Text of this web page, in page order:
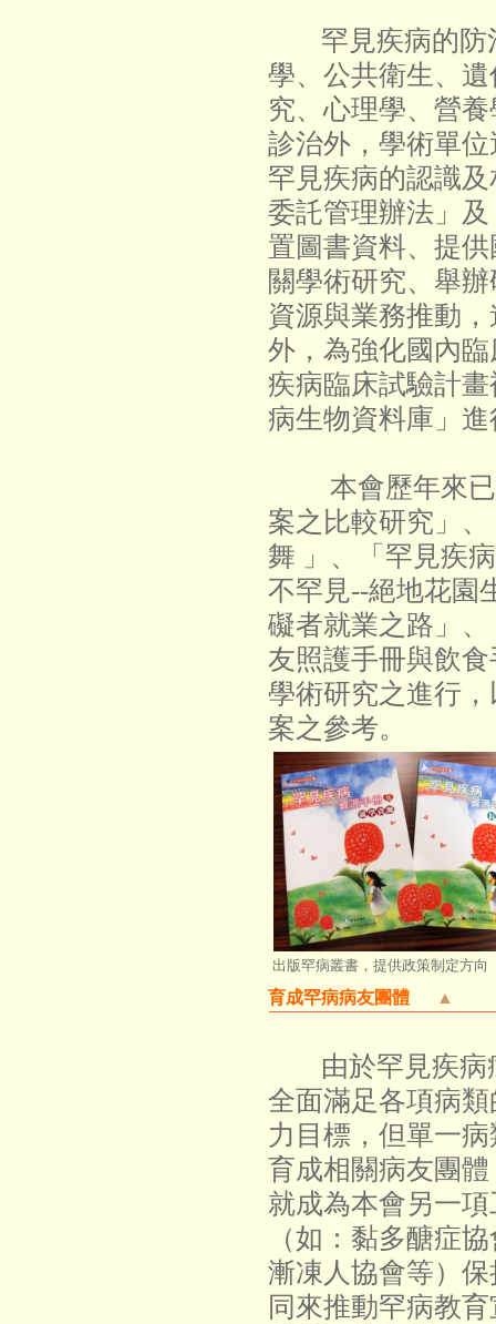
罕見疾病的
學、公共衛生、
究、心理學、營
診治外，學術單
罕見疾病的認識
委託管理辦法」
置圖書資料、提
關學術研究、舉
資源與業務推動
外，為強化國內
疾病臨床試驗計
病生物資料庫」
本會歷年來已
案之比較研究」
舞 」、「罕見疾
不罕見--絕地花園
礙者就業之路」、
友照護手冊與飲
學術研究之進行
案之參考。
出版罕病叢書，提供政策制定方向
育成罕病病友團體 ▲
由於罕見疾
全面滿足各項病
力目標，但單一
育成相關病友團
就成為本會另一
（如：黏多醣症
漸凍人協會等）
同來推動罕病教